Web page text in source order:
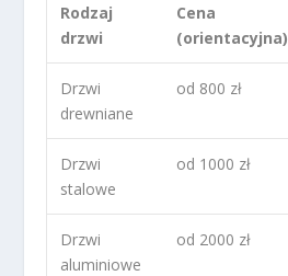
Rodzaj
drzwi
Cena
(orientacyjna)
Drzwi
drewniane
od 800 zł
Drzwi
stalowe
od 1000 zł
Drzwi
aluminiowe
od 2000 zł